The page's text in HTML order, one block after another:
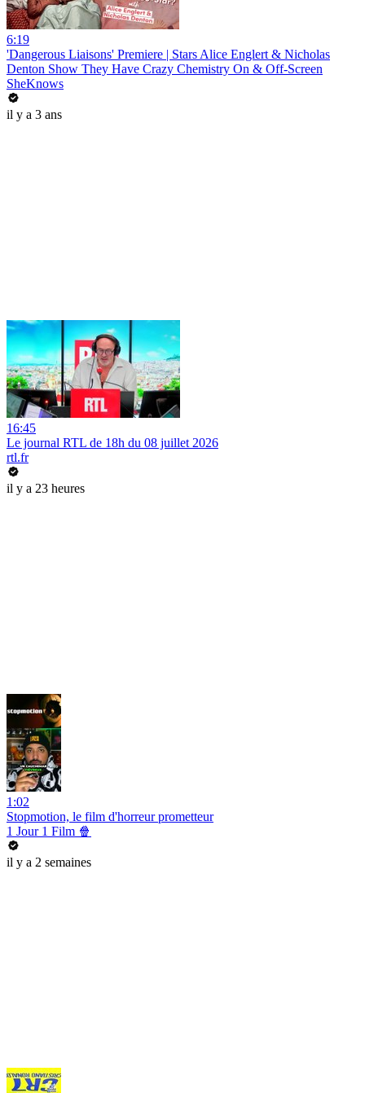
6:19
'Dangerous Liaisons' Premiere | Stars Alice Englert & Nicholas
Denton Show They Have Crazy Chemistry On & Off-Screen
SheKnows
il y a 3 ans
16:45
Le journal RTL de 18h du 08 juillet 2026
rtl.fr
il y a 23 heures
1:02
Stopmotion, le film d'horreur prometteur
1 Jour 1 Film 🍿
il y a 2 semaines